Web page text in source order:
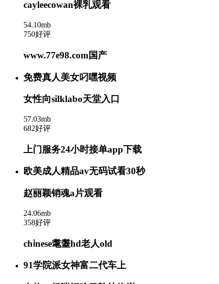
cayleecowan裸乳观看
54.10mb
750好评
www.77e98.com国产
免费真人美女叼嘿视频
女性向silklabo天堂入口
57.03mb
682好评
上门服务24小时接单app下载
欧美成人精品av无码试看30秒
赵丽颖销魂a片观看
24.06mb
358好评
chⅰnese耄耋hd老人old
91学院派女神富二代车上